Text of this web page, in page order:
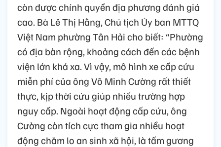
còn được chính quyền địa phương đánh giá
cao. Bà Lê Thị Hằng, Chủ tịch Ủy ban MTTQ
Việt Nam phường Tân Hải cho biết: “Phường
có địa bàn rộng, khoảng cách đến các bệnh
viện lớn khá xa. Vì vậy, mô hình xe cấp cứu
miễn phí của ông Võ Minh Cường rất thiết
thực, kịp thời cứu giúp nhiều trường hợp
nguy cấp. Ngoài hoạt động cấp cứu, ông
Cường còn tích cực tham gia nhiều hoạt
động chăm lo an sinh xã hội, là tấm gương